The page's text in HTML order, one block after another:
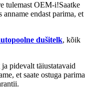
tulemast OEM-i!Saatke
endast parima, et
dušitelk, kõik
pidevalt täiustatavaid
et saate ostuga parima